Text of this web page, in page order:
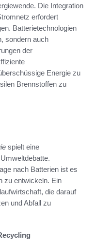
Die Integration
erfordert
Batterietechnologien
sondern auch
der
Energie zu
Brennstoffen zu
spielt eine
nach Batterien ist es
zu entwickeln. Ein
die darauf
und Abfall zu